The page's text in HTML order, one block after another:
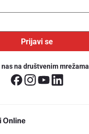
Prijavi se
na društvenim mrežama
Online